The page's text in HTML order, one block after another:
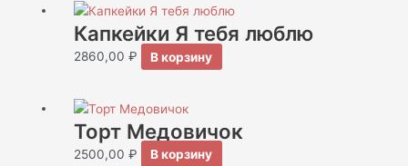
Капкейки Я тебя люблю
2860,00₽ В корзину
Торт Медовичок
2500,00₽ В корзину